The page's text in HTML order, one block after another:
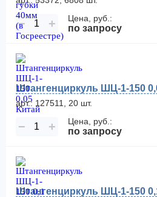
− + Цена, руб.:
по запросу
Штангенциркуль ШЦ-1-150
арт.: 127511, 20 шт.
− + Цена, руб.:
по запросу
Штангенциркуль ШЦ-1-150